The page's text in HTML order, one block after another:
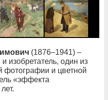
(1876–1941) –
изобретатель, один из
фотографии и цветной
«эффекта